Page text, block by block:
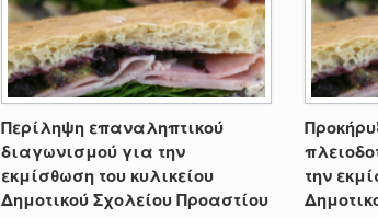
Περίληψη επαναληπτικού
διαγωνισμού για την
εκμίσθωση του κυλικείου
Δημοτικού Σχολείου Προαστίου
την